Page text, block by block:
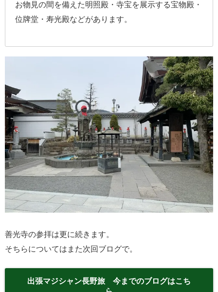
お物見の間を備えた明照殿・寺宝を展示する宝物殿・
位牌堂・寿光殿などがあります。
善光寺の参拝は更に続きます。
そちらについてはまた次回ブログで。
出張マジシャン長野旅 今までのブログはこち